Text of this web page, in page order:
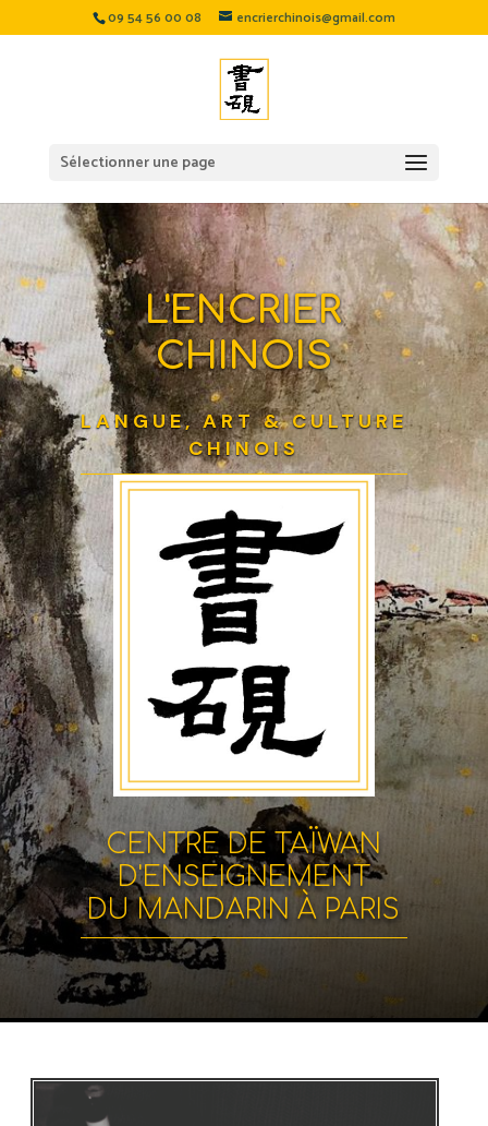
09 54 56 00 08 encrierchinois@gmail.com
Sélectionner une page
L'ENCRIER
CHINOIS
LANGUE, ART & CULTURE
CHINOIS
CENTRE DE TAÏWAN
D'ENSEIGNEMENT
DU MANDARIN À PARIS